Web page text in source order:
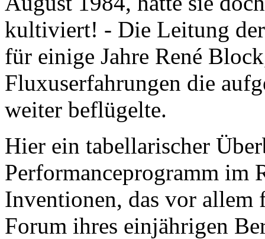
kultiviert! - Die Leitung
für einige Jahre René
Fluxuserfahrungen die
weiter beflügelte.
Hier ein tabellarischer
Performanceprogramm im
Inventionen, das vor
Forum ihres einjährigen